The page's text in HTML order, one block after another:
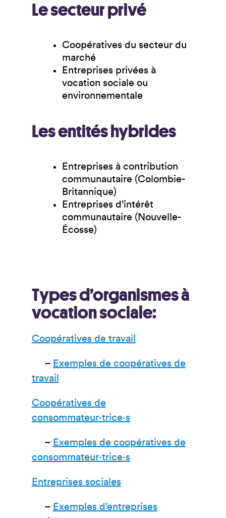
Le secteur privé
Coopératives du secteur du
marché
Entreprises privées à
vocation sociale ou
environnementale
Les entités hybrides
Entreprises à contribution
communautaire (Colombie-
Britannique)
Entreprises d’intérêt
communautaire (Nouvelle-
Écosse)
Types d’organismes à
vocation sociale:
Coopératives de travail
– Exemples de coopératives de
travail
Coopératives de
consommateur·trice·s
– Exemples de coopératives de
consommateur·trice·s
Entreprises sociales
– Exemples d’entreprises